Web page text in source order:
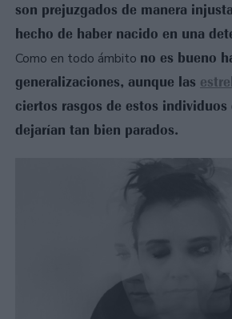
son prejuzgados de manera
hecho de haber nacido en una
Como en todo ámbito no es bueno
generalizaciones, aunque las
ciertos rasgos de estos individuos
dejarían tan bien parados.